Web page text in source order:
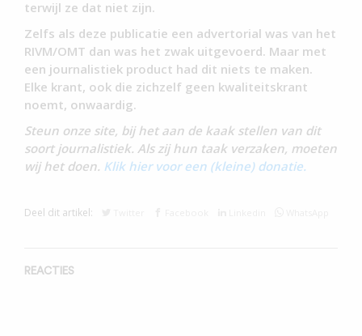
terwijl ze dat niet zijn.
Zelfs als deze publicatie een advertorial was van het
RIVM/OMT dan was het zwak uitgevoerd. Maar met
een journalistiek product had dit niets te maken.
Elke krant, ook die zichzelf geen kwaliteitskrant
noemt, onwaardig.
Steun onze site, bij het aan de kaak stellen van dit
soort journalistiek. Als zij hun taak verzaken, moeten
wij het doen. Klik hier voor een (kleine) donatie.
Deel dit artikel:
REACTIES